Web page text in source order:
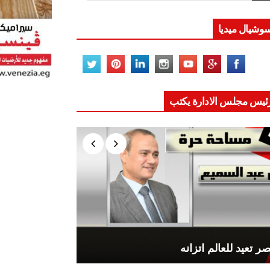
ميديا
مجلس الادارة يكتب
تعيد للعالم اتزانه